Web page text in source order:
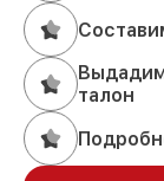
талон